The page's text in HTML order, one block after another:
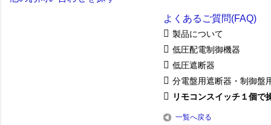
よくあるご質問(FAQ)
製品について
低圧配電制御機器
低圧遮断器
分電盤用遮断器・制御盤
リモコンスイッチ１個で
一覧へ戻る